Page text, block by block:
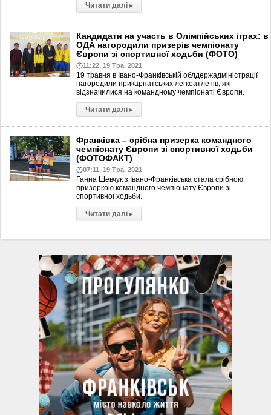
Читати далі ▸
Кандидати на участь в Олімпійських іграх: в
ОДА нагородили призерів чемпіонату
Європи зі спортивної ходьби (ФОТО)
11:22, 19 Тра. 2021
19 травня в Івано-Франківській облдержадміністрації
нагородили прикарпатських легкоатлетів, які
відзначилися на командному чемпіонаті Європи.
Читати далі ▸
Франківка – срібна призерка командного
чемпіонату Європи зі спортивної ходьби
(ФОТОФАКТ)
07:11, 19 Тра. 2021
Ганна Шевчук з Івано-Франківська стала срібною
призеркою командного чемпіонату Європи зі
спортивної ходьби.
Читати далі ▸